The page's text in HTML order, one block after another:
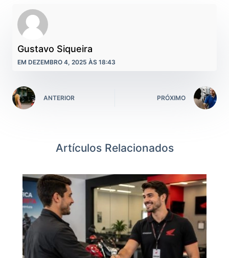
Gustavo Siqueira
EM DEZEMBRO 4, 2025 ÀS 18:43
ANTERIOR PRÓXIMO
Artículos Relacionados